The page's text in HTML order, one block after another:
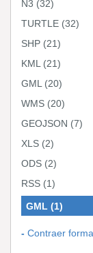
N3 (32)
TURTLE (32)
SHP (21)
KML (21)
GML (20)
WMS (20)
GEOJSON (7)
XLS (2)
ODS (2)
RSS (1)
GML (1)
Contraer